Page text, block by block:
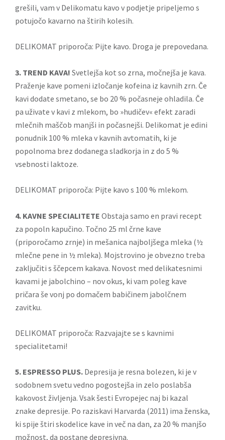
grešili, vam v Delikomatu kavo v podjetje pripeljemo s
potujočo kavarno na štirih kolesih.
DELIKOMAT priporoča: Pijte kavo. Droga je prepovedana.
3. TREND KAVA! Svetlejša kot so zrna, močnejša je kava.
Praženje kave pomeni izločanje kofeina iz kavnih zrn. Če
kavi dodate smetano, se bo 20 % počasneje ohladila. Če
pa uživate v kavi z mlekom, bo »hudičev« efekt zaradi
mlečnih maščob manjši in počasnejši. Delikomat je edini
ponudnik 100 % mleka v kavnih avtomatih, ki je
popolnoma brez dodanega sladkorja in z do 5 %
vsebnosti laktoze.
DELIKOMAT priporoča: Pijte kavo s 100 % mlekom.
4. KAVNE SPECIALITETE Obstaja samo en pravi recept
za popoln kapučino. Točno 25 ml črne kave
(priporočamo zrnje) in mešanica najboljšega mleka (½
mlečne pene in ½ mleka). Mojstrovino je obvezno treba
zaključiti s ščepcem kakava. Novost med delikatesnimi
kavami je jabolchino – nov okus, ki vam poleg kave
pričara še vonj po domačem babičinem jabolčnem
zavitku.
DELIKOMAT priporoča: Razvajajte se s kavnimi
specialitetami!
5. ESPRESSO PLUS. Depresija je resna bolezen, ki je v
sodobnem svetu vedno pogostejša in zelo poslabša
kakovost življenja. Vsak šesti Evropejec naj bi kazal
znake depresije. Po raziskavi Harvarda (2011) ima ženska,
ki spije štiri skodelice kave in več na dan, za 20 % manjšo
možnost, da postane depresivna.